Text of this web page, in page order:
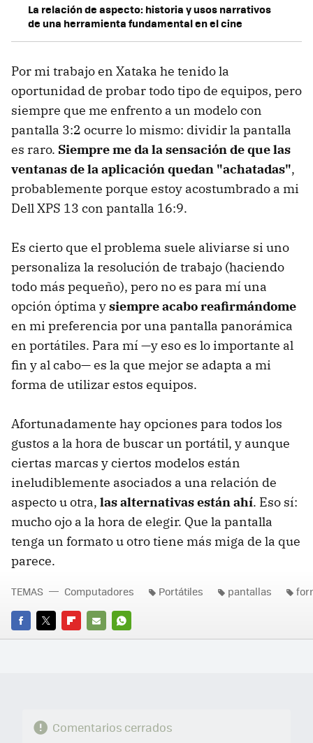
La relación de aspecto: historia y usos narrativos
de una herramienta fundamental en el cine
Por mi trabajo en Xataka he tenido la
oportunidad de probar todo tipo de equipos, pero
siempre que me enfrento a un modelo con
pantalla 3:2 ocurre lo mismo: dividir la pantalla
es raro. Siempre me da la sensación de que las
ventanas de la aplicación quedan "achatadas",
probablemente porque estoy acostumbrado a mi
Dell XPS 13 con pantalla 16:9.
Es cierto que el problema suele aliviarse si uno
personaliza la resolución de trabajo (haciendo
todo más pequeño), pero no es para mí una
opción óptima ysiempre acabo reafirmándome
en mi preferencia por una pantalla panorámica
en portátiles. Para mí —y eso es lo importante al
fin y al cabo— es la que mejor se adapta a mi
forma de utilizar estos equipos.
Afortunadamente hay opciones para todos los
gustos a la hora de buscar un portátil, y aunque
ciertas marcas y ciertos modelos están
ineludiblemente asociados a una relación de
aspecto u otra, las alternativas están ahí. Eso sí:
mucho ojo a la hora de elegir. Que la pantalla
tenga un formato u otro tiene más miga de la que
parece.
FACEBOOK
TWITTERFLIPBOARD
E-
WHATSAPP
TEMAS Computadores Portátiles pantallas
Comentarios cerrados